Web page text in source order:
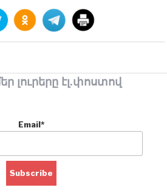
լուրերը էլ.փոստով
Email*